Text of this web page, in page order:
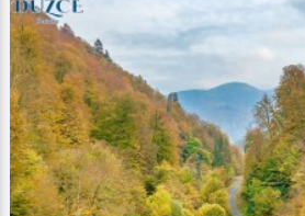
Image Yaylalar - Plateaus
Düzce (Sonbahar-Autumn) 2